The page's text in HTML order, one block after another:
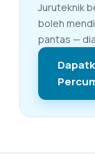
Juruteknik
boleh
pantas —